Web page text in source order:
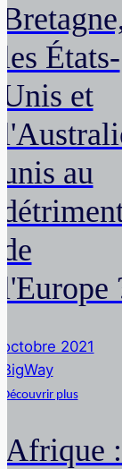
les États-
Unis et
unis au
de
l'Europe
octobre 2021
BigWay
Découvrir plus
: